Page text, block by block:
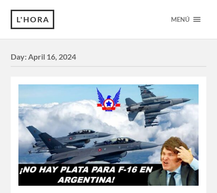
L'HORA MENÚ
Day:April 16, 2024